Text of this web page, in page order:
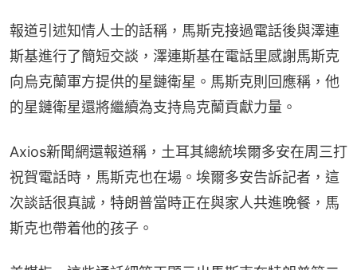
報道引述知情人士的話稱，馬斯克接過電話後與澤連
斯基進行了簡短交談，澤連斯基在電話里感謝馬斯克
向烏克蘭軍方提供的星鏈衛星。馬斯克則回應稱，他
的星鏈衛星還將繼續為支持烏克蘭貢獻力量。
Axios新聞網還報道稱，土耳其總統埃爾多安在周三打
祝賀電話時，馬斯克也在場。埃爾多安告訴記者，這
次談話很真誠，特朗普當時正在與家人共進晚餐，馬
斯克也帶着他的孩子。